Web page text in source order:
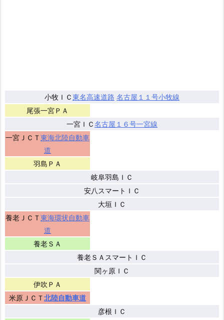
小牧ＩＣ東名高速道路 名古屋１１号小牧線
尾張一宮ＰＡ
一宮ＩＣ名古屋１６号一宮線
一宮ＪＣＴ東海北陸自動車
道
羽島ＰＡ
岐阜羽島ＩＣ
安八スマートＩＣ
大垣ＩＣ
養老ＪＣＴ東海環状自動車
道
養老ＳＡ
養老ＳＡスマートＩＣ
関ヶ原ＩＣ
伊吹ＰＡ
米原ＪＣＴ北陸自動車道
彦根ＩＣ